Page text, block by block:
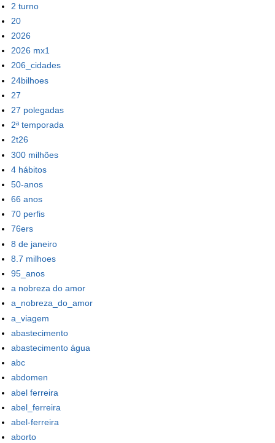
2 turno
20
2026
2026 mx1
206_cidades
24bilhoes
27
27 polegadas
2ª temporada
2t26
300 milhões
4 hábitos
50-anos
66 anos
70 perfis
76ers
8 de janeiro
8.7 milhoes
95_anos
a nobreza do amor
a_nobreza_do_amor
a_viagem
abastecimento
abastecimento água
abc
abdomen
abel ferreira
abel_ferreira
abel-ferreira
aborto